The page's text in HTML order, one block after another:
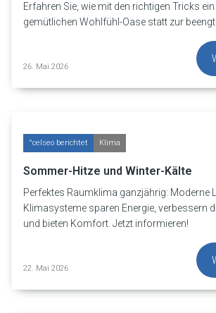
Erfahren Sie, wie mit den richtigen Tricks
gemütlichen Wohlfühl-Oase statt zur
26. Mai 2026
°celseo berichtet Klima
Sommer-Hitze und Winter-Kälte
Perfektes Raumklima ganzjährig: Moderne
Klimasysteme sparen Energie, verbessern
und bieten Komfort. Jetzt informieren!
22. Mai 2026